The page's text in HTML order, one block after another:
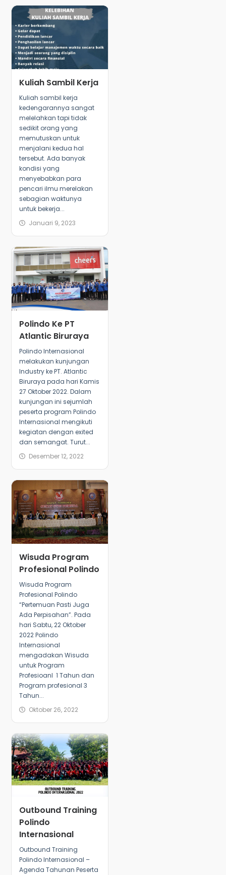
Kuliah Sambil Kerja
Kuliah sambil kerja
kedengarannya sangat
melelahkan tapi tidak
sedikit orang yang
memutuskan untuk
menjalani kedua hal
tersebut. Ada banyak
kondisi yang
menyebabkan para
pencari ilmu merelakan
sebagian waktunya
untuk bekerja...
Januari 9, 2023
Polindo Ke PT
Atlantic Biruraya
Polindo Internasional
melakukan kunjungan
Industry ke PT. Atlantic
Biruraya pada hari Kamis
27 Oktober 2022. Dalam
kunjungan ini sejumlah
peserta program Polindo
Internasional mengikuti
kegiatan dengan exited
dan semangat. Turut...
Desember 12, 2022
Wisuda Program
Profesional Polindo
Wisuda Program
Profesional Polindo
“Pertemuan Pasti Juga
Ada Perpisahan”. Pada
hari Sabtu, 22 Oktober
2022 Polindo
Internasional
mengadakan Wisuda
untuk Program
Profesioanl 1 Tahun dan
Program profesional 3
Tahun...
Oktober 26, 2022
Outbound Training
Polindo
Internasional
Outbound Training
Polindo Internasional –
Agenda Tahunan Peserta